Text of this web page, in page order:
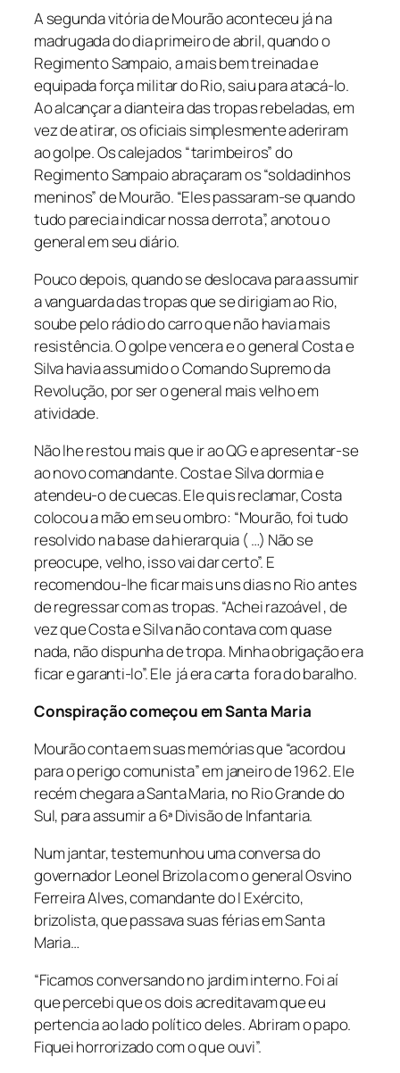
A segunda vitória de Mourão aconteceu já na
madrugada do dia primeiro de abril, quando o
Regimento Sampaio, a mais bem treinada e
equipada força militar do Rio, saiu para atacá-lo.
Ao alcançar a dianteira das tropas rebeladas, em
vez de atirar, os oficiais simplesmente aderiram
ao golpe. Os calejados “tarimbeiros” do
Regimento Sampaio abraçaram os “soldadinhos
meninos” de Mourão. “Eles passaram-se quando
tudo parecia indicar nossa derrota”, anotou o
general em seu diário.
Pouco depois, quando se deslocava para assumir
a vanguarda das tropas que se dirigiam ao Rio,
soube pelo rádio do carro que não havia mais
resistência. O golpe vencera e o general Costa e
Silva havia assumido o Comando Supremo da
Revolução, por ser o general mais velho em
atividade.
Não lhe restou mais que ir ao QG e apresentar-se
ao novo comandante. Costa e Silva dormia e
atendeu-o de cuecas. Ele quis reclamar, Costa
colocou a mão em seu ombro: “Mourão, foi tudo
resolvido na base da hierarquia ( …) Não se
preocupe, velho, isso vai dar certo”. E
recomendou-lhe ficar mais uns dias no Rio antes
de regressar com as tropas. “Achei razoável , de
vez que Costa e Silva não contava com quase
nada, não dispunha de tropa. Minha obrigação era
ficar e garanti-lo”. Ele já era carta fora do baralho.
Conspiração começou em Santa Maria
Mourão conta em suas memórias que “acordou
para o perigo comunista” em janeiro de 1962. Ele
recém chegara a Santa Maria, no Rio Grande do
Sul, para assumir a 6ª Divisão de Infantaria.
Num jantar, testemunhou uma conversa do
governador Leonel Brizola com o general Osvino
Ferreira Alves, comandante do I Exército,
brizolista, que passava suas férias em Santa
Maria…
“Ficamos conversando no jardim interno. Foi aí
que percebi que os dois acreditavam que eu
pertencia ao lado político deles. Abriram o papo.
Fiquei horrorizado com o que ouvi”.